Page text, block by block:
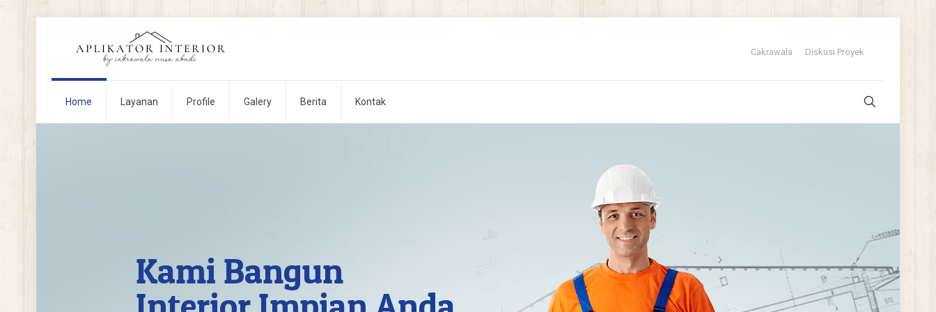
Home Layanan Profile Galery Berita Kontak
Cakrawala Diskusi Proyek
Kami Bangun